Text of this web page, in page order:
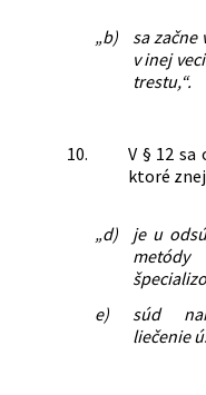
„b)
sa
v inej
trestu,“.
10.
V § 12 sa
ktoré
„d)
je u
e)
súd
liečenie